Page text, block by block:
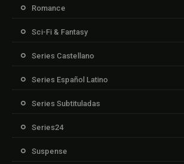
Romance
Sci-Fi & Fantasy
Series Castellano
Series Español Latino
Series Subtituladas
Series24
Suspense